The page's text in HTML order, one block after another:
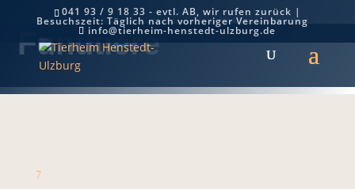
041 93 / 9 18 33 - evtl. AB, wir rufen zurück |
Besuchszeit: Täglich nach vorheriger Vereinbarung
info@tierheim-henstedt-ulzburg.de
Fundtiere
7